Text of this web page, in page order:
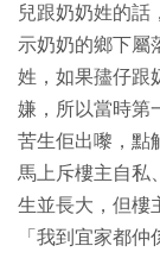
兒跟奶奶姓的話
示奶奶的鄉下屬
姓，如果孻仔跟
嫌，所以當時第
苦生佢出嚟，點
馬上斥樓主自私
生並長大，但樓
「我到宜家都仲